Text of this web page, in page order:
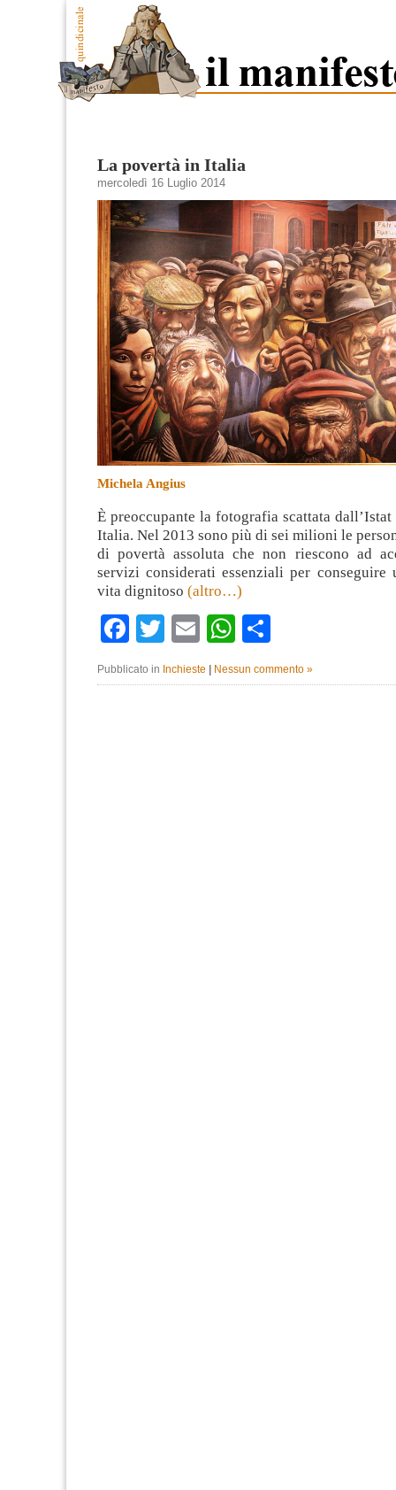
La povertà in Italia
mercoledì 16 Luglio 2014
Michela Angius
È preoccupante la fotografia scattata
Italia. Nel 2013 sono più di sei milioni le
di povertà assoluta che non riescono ad
servizi considerati essenziali per conseguire
vita dignitoso (altro…)
Facebook
TwitterEmailWhatsApp
Pubblicato in Inchieste | Nessun commento »